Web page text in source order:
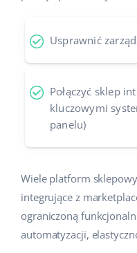
Usprawnić
Połączyć sklep
kluczowymi
panelu)
Wiele platform
integrujące z
ograniczoną
automatyzacji,